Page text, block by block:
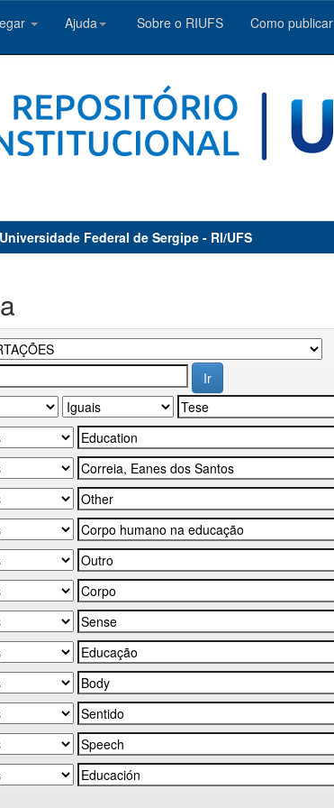
Ajuda Sobre o RIUFS Como publicar
Federal de Sergipe - RI/UFS